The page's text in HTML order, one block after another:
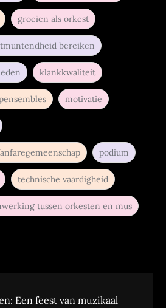
groeien als orkest
bereiken
klankkwaliteit
motivatie
podium
technische vaardigheid
tussen orkesten en mus
Een feest van muzikaal